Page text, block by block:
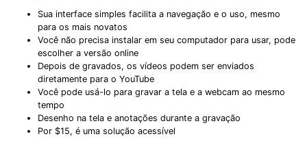
Sua interface simples facilita a navegação e o uso, mesmo
para os mais novatos
Você não precisa instalar em seu computador para usar, pode
escolher a versão online
Depois de gravados, os vídeos podem ser enviados
diretamente para o YouTube
Você pode usá-lo para gravar a tela e a webcam ao mesmo
tempo
Desenho na tela e anotações durante a gravação
Por $15, é uma solução acessível